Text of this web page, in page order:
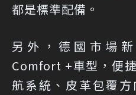
都是標準配備。
另外，德國市場
Comfort +車型，便
航系統、皮革包覆